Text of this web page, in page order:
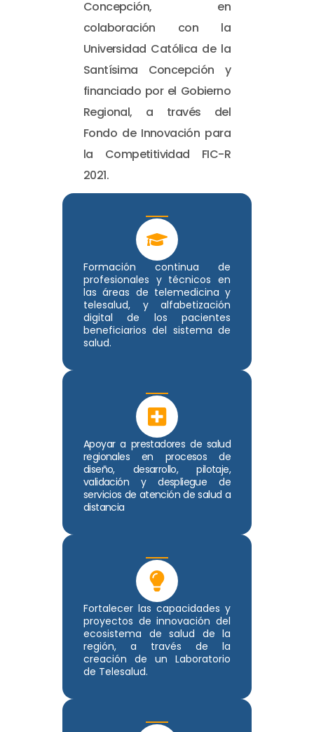
Formación continua de
profesionales y técnicos en
las áreas de telemedicina y
telesalud, y alfabetización
digital de los pacientes
beneficiarios del sistema de
salud.
Apoyar a prestadores de salud
regionales en procesos de
diseño, desarrollo, pilotaje,
validación y despliegue de
servicios de atención de salud a
distancia
Fortalecer las capacidades y
proyectos de innovación del
ecosistema de salud de la
región, a través de la
creación de un Laboratorio
de Telesalud.
Concepción, en
colaboración con la
Universidad Católica de la
Santísima Concepción y
financiado por el Gobierno
Regional, a través del
Fondo de Innovación para
la Competitividad FIC-R
2021.